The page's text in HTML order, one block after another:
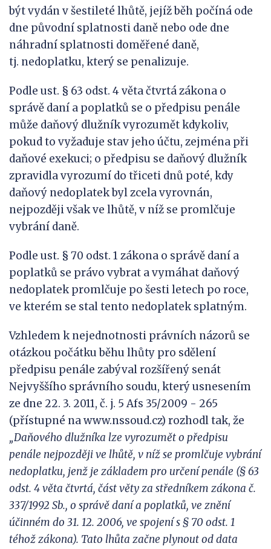
být vydán v šestileté lhůtě, jejíž běh počíná ode
dne původní splatnosti daně nebo ode dne
náhradní splatnosti doměřené daně,
tj. nedoplatku, který se penalizuje.
Podle ust. § 63 odst. 4 věta čtvrtá zákona o
správě daní a poplatků se o předpisu penále
může daňový dlužník vyrozumět kdykoliv,
pokud to vyžaduje stav jeho účtu, zejména při
daňové exekuci; o předpisu se daňový dlužník
zpravidla vyrozumí do třiceti dnů poté, kdy
daňový nedoplatek byl zcela vyrovnán,
nejpozději však ve lhůtě, v níž se promlčuje
vybrání daně.
Podle ust. § 70 odst. 1 zákona o správě daní a
poplatků se právo vybrat a vymáhat daňový
nedoplatek promlčuje po šesti letech po roce,
ve kterém se stal tento nedoplatek splatným.
Vzhledem k nejednotnosti právních názorů se
otázkou počátku běhu lhůty pro sdělení
předpisu penále zabýval rozšířený senát
Nejvyššího správního soudu, který usnesením
ze dne 22. 3. 2011, č. j. 5 Afs 35/2009 - 265
(přístupné na www.nssoud.cz) rozhodl tak, že
„Daňového dlužníka lze vyrozumět o předpisu
penále nejpozději ve lhůtě, v níž se promlčuje vybrání
nedoplatku, jenž je základem pro určení penále (§ 63
odst. 4 věta čtvrtá, část věty za středníkem zákona č.
337/1992 Sb., o správě daní a poplatků, ve znění
účinném do 31. 12. 2006, ve spojení s § 70 odst. 1
téhož zákona). Tato lhůta začne plynout od data